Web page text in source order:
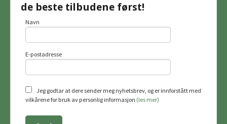
© Hagemo Jakt og Friluft AS
Vår nettbutikk bruker cookies slik at du
yte deg bedre service. Vi bruker cookies
hovedsaklig til å lagre
innloggingsdetaljer og huske hva du
bruke siden som normalt om du godtar
de beste tilbudene først!
Navn
E-postadresse
Jeg godtar at dere sender meg nyhetsbrev, og er innforstått med
vilkårene for bruk av personlig informasjon (les mer)